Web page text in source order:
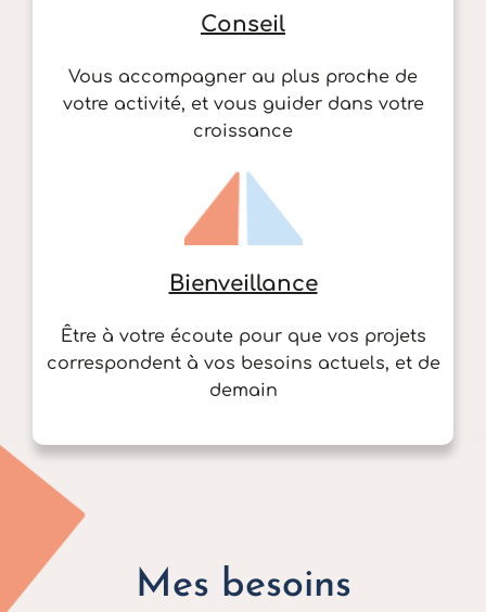
Conseil
Vous accompagner au plus proche de
votre activité, et vous guider dans votre
croissance
Bienveillance
Être à votre écoute pour que vos projets
correspondent à vos besoins actuels, et de
demain
Mes besoins